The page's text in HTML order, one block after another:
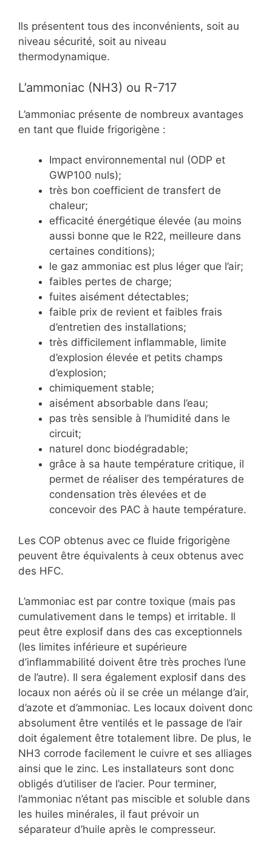
Ils présentent tous des inconvénients, soit au
niveau sécurité, soit au niveau
thermodynamique.
L’ammoniac (NH3) ou R-717
L’ammoniac présente de nombreux avantages
en tant que fluide frigorigène :
Impact environnemental nul (ODP et
GWP100 nuls);
très bon coefficient de transfert de
chaleur;
efficacité énergétique élevée (au moins
aussi bonne que le R22, meilleure dans
certaines conditions);
le gaz ammoniac est plus léger que l’air;
faibles pertes de charge;
fuites aisément détectables;
faible prix de revient et faibles frais
d’entretien des installations;
très difficilement inflammable, limite
d’explosion élevée et petits champs
d’explosion;
chimiquement stable;
aisément absorbable dans l’eau;
pas très sensible à l’humidité dans le
circuit;
naturel donc biodégradable;
grâce à sa haute température critique, il
permet de réaliser des températures de
condensation très élevées et de
concevoir des PAC à haute température.
Les COP obtenus avec ce fluide frigorigène
peuvent être équivalents à ceux obtenus avec
des HFC.
L’ammoniac est par contre toxique (mais pas
cumulativement dans le temps) et irritable. Il
peut être explosif dans des cas exceptionnels
(les limites inférieure et supérieure
d’inflammabilité doivent être très proches l’une
de l’autre). Il sera également explosif dans des
locaux non aérés où il se crée un mélange d’air,
d’azote et d’ammoniac. Les locaux doivent donc
absolument être ventilés et le passage de l’air
doit également être totalement libre. De plus, le
NH3 corrode facilement le cuivre et ses alliages
ainsi que le zinc. Les installateurs sont donc
obligés d’utiliser de l’acier. Pour terminer,
l’ammoniac n’étant pas miscible et soluble dans
les huiles minérales, il faut prévoir un
séparateur d’huile après le compresseur.